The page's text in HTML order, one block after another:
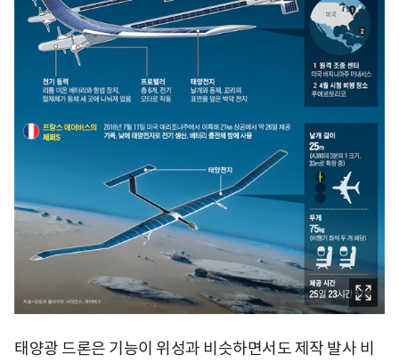
태양광 드론은 기능이 위성과 비슷하면서도 제작 발사 비